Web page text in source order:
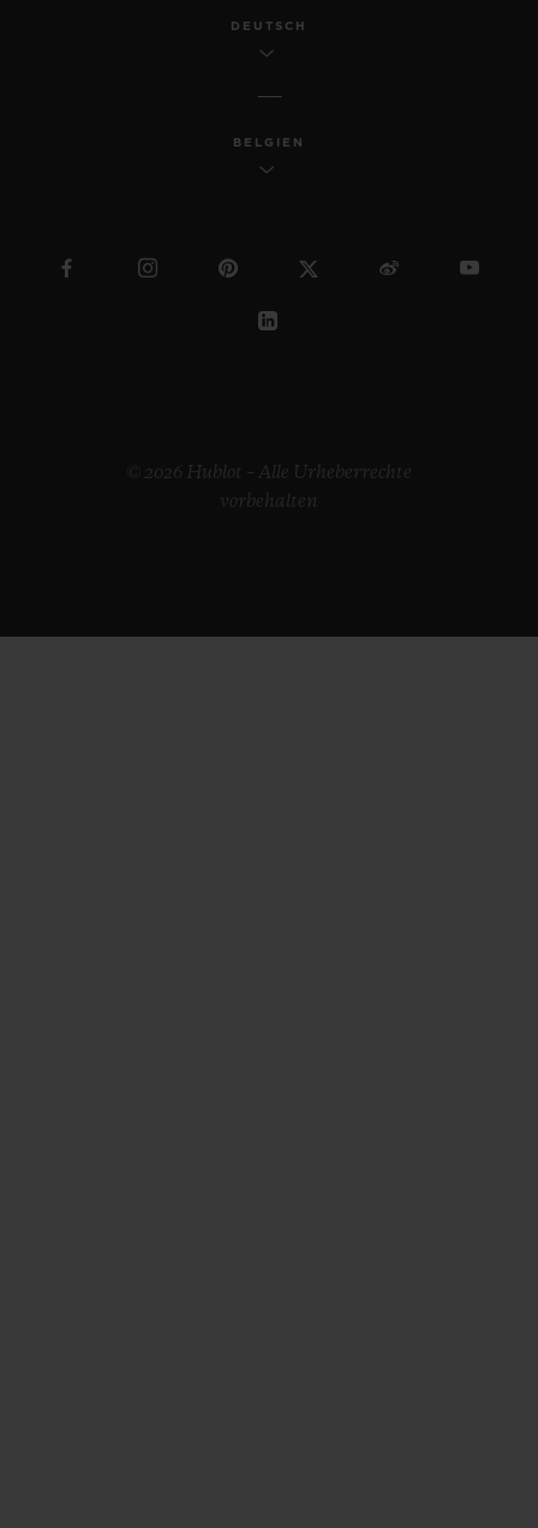
DEUTSCH
BELGIEN
© 2026 Hublot – Alle Urheberrechte
vorbehalten